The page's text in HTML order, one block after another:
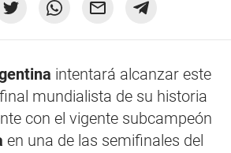
intentará alcanzar este
mundialista de su historia
con el vigente subcampeón
en una de las semifinales del